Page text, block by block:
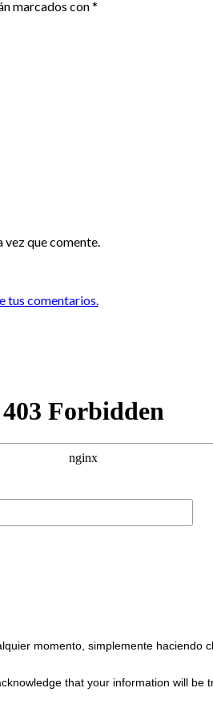
marcados con*
que comente.
tus comentarios.
momento, simplemente
that your information will be